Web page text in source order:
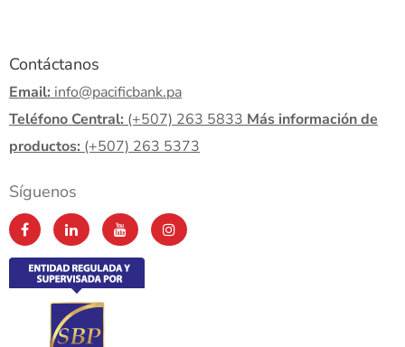
Contáctanos
Email:info@pacificbank.pa
Teléfono Central:(+507) 263 5833Más información de
productos:(+507) 263 5373
Síguenos